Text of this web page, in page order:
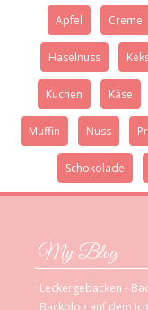
Apfel Creme
Haselnuss
Kuchen Käse
Muffin Nuss
Schokolade
My Blog
Leckergebacken -
Backblog auf dem